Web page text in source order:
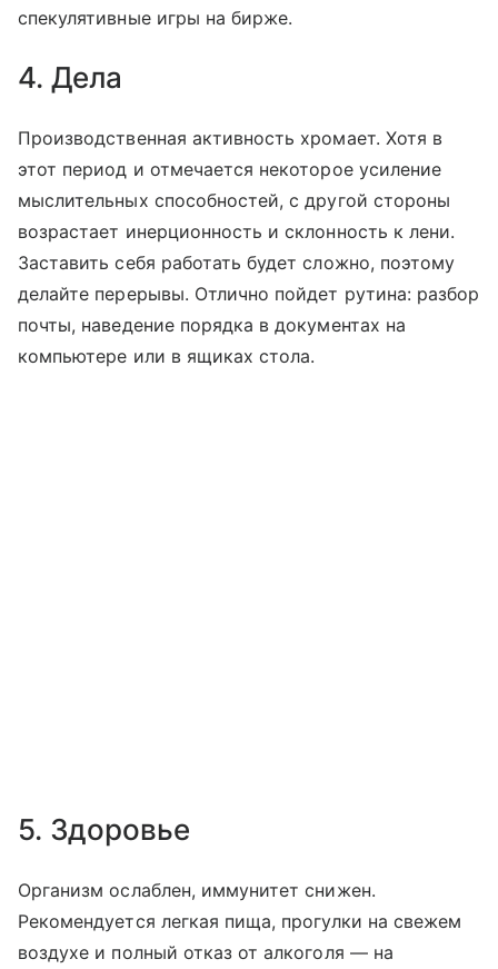
спекулятивные игры на бирже.
4. Дела
Производственная активность хромает. Хотя в
этот период и отмечается некоторое усиление
мыслительных способностей, с другой стороны
возрастает инерционность и склонность к лени.
Заставить себя работать будет сложно, поэтому
делайте перерывы. Отлично пойдет рутина: разбор
почты, наведение порядка в документах на
компьютере или в ящиках стола.
5. Здоровье
Организм ослаблен, иммунитет снижен.
Рекомендуется легкая пища, прогулки на свежем
воздухе и полный отказ от алкоголя — на